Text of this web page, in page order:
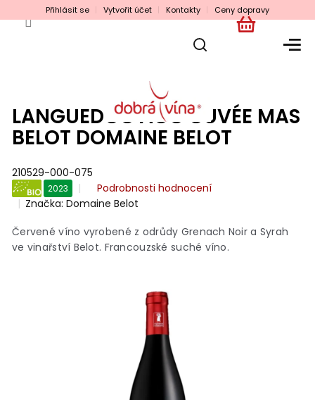
na
Přihlásit se Vytvořit účet Kontakty Ceny dopravy
NÁKUPNÍ
LANGUEDOC AOC CUVÉE MAS
BELOT DOMAINE BELOT
210529-000-075
BIO
2023
Průměrné
hodnocení
je
0,0
z
Podrobnosti hodnocení
Značka:Domaine Belot
Červené víno vyrobené z odrůdy Grenach Noir a Syrah
ve vinařství Belot. Francouzské suché víno.